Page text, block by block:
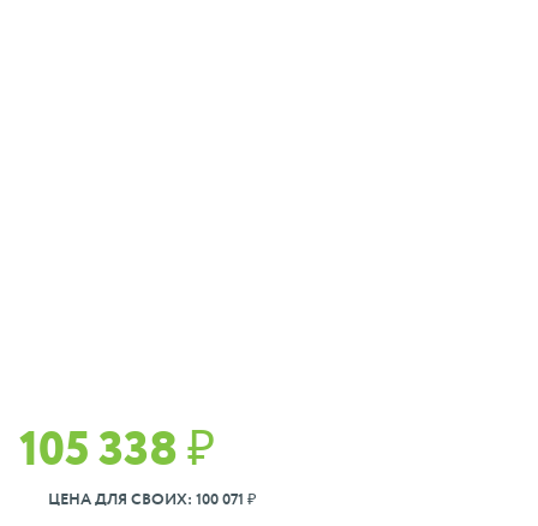
105 338 ₽
ЦЕНА ДЛЯ СВОИХ: 100 071 ₽